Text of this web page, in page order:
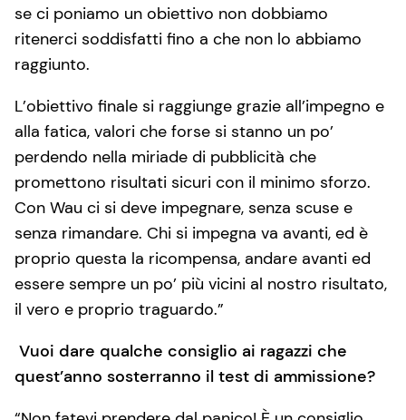
se ci poniamo un obiettivo non dobbiamo
ritenerci soddisfatti fino a che non lo abbiamo
raggiunto.
L’obiettivo finale si raggiunge grazie all’impegno e
alla fatica, valori che forse si stanno un po’
perdendo nella miriade di pubblicità che
promettono risultati sicuri con il minimo sforzo.
Con Wau ci si deve impegnare, senza scuse e
senza rimandare. Chi si impegna va avanti, ed è
proprio questa la ricompensa, andare avanti ed
essere sempre un po’ più vicini al nostro risultato,
il vero e proprio traguardo.”
Vuoi dare qualche consiglio ai ragazzi che
quest’anno sosterranno il test di ammissione?